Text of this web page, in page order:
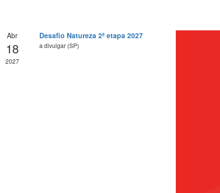
Abr
18
2027
Desafio Natureza 2ª etapa 2027
a divulgar (SP)